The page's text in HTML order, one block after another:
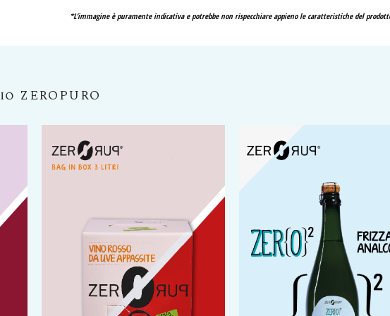
*L’immagine è puramente indicativa e potrebbe non rispecchiare appieno le caratteristiche del